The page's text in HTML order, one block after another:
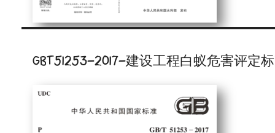
GBT51253-2017-建设工程白蚁危害评定